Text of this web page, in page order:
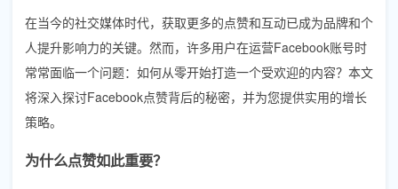
在当今的社交媒体时代，获取更多的点赞和互动已成为品牌和个
人提升影响力的关键。然而，许多用户在运营Facebook账号时
常常面临一个问题：如何从零开始打造一个受欢迎的内容？本文
将深入探讨Facebook点赞背后的秘密，并为您提供实用的增长
策略。
为什么点赞如此重要？